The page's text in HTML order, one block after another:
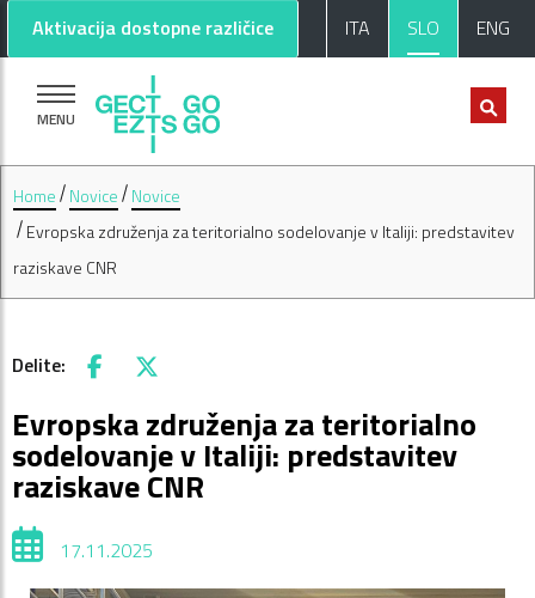
Pojdi na glavno vsebino
Pojdi na nogo strani
Aktivacija dostopne različice ITA SLO ENG
MENU
Home Novice
Novice
Evropska združenja za teritorialno sodelovanje v Italiji: predstavitev
raziskave CNR
Delite: Facebook
X
Evropska združenja za teritorialno
sodelovanje v Italiji: predstavitev
raziskave CNR
17.11.2025